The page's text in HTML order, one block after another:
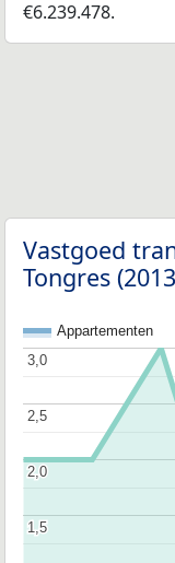
€6.239.478.
Vastgoed
Tongres
Appartementen
1,5
1,5
2,0
2,0
2,5
2,5
3,0
3,0